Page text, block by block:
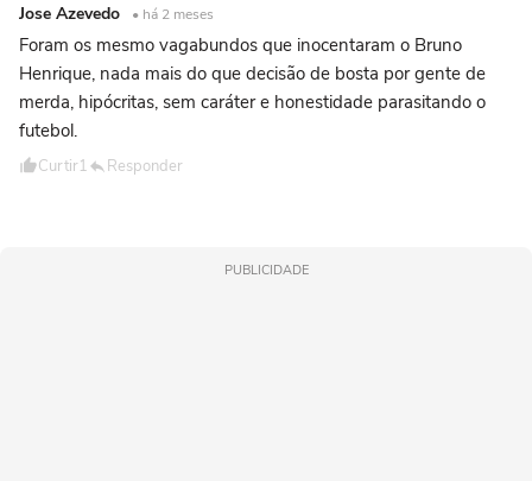
Jose Azevedo • há 2 meses
Foram os mesmo vagabundos que inocentaram o Bruno
Henrique, nada mais do que decisão de bosta por gente de
merda, hipócritas, sem caráter e honestidade parasitando o
futebol.
Curtir1 Responder
PUBLICIDADE